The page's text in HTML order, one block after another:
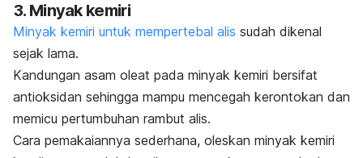
3. Minyak kemiri
Minyak kemiri untuk mempertebal alis sudah dikenal
sejak lama.
Kandungan asam oleat pada minyak kemiri bersifat
antioksidan sehingga mampu mencegah kerontokan dan
memicu pertumbuhan rambut alis.
Cara pemakaiannya sederhana, oleskan minyak kemiri